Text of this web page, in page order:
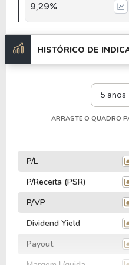
9,29%
HISTÓRICO DE
5 anos
ARRASTE O QUADRO
P/L
P/Receita (PSR)
P/VP
Dividend Yield
Payout